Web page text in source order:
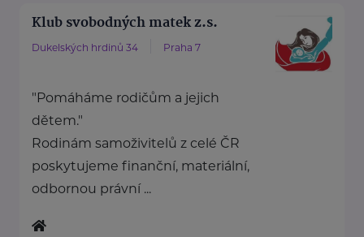
Klub svobodných matek z.s.
Dukelských hrdinů 34 Praha 7
"Pomáháme rodičům a jejich
dětem."
Rodinám samoživitelů z celé ČR
poskytujeme finanční, materiální,
odbornou právní ...